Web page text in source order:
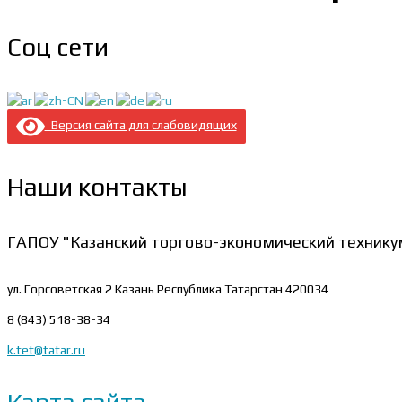
Соц сети
Версия сайта для слабовидящих
Наши контакты
ГАПОУ "Казанский торгово-экономический
ул. Горсоветская 2 Казань Республика Татарстан 420034
8 (843) 518-38-34
k.tet@tatar.ru